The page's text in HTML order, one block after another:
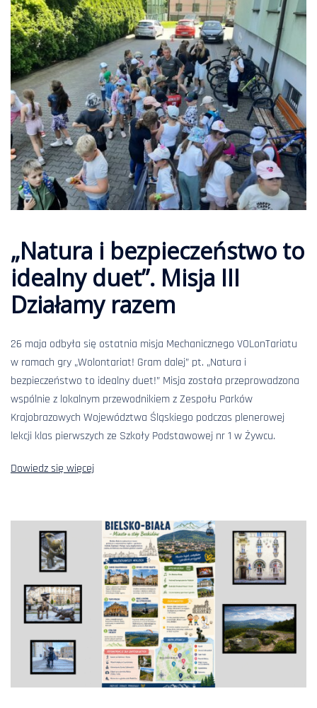
„Natura i bezpieczeństwo to
idealny duet”. Misja III
Działamy razem
26 maja odbyła się ostatnia misja Mechanicznego VOLonTariatu
w ramach gry „Wolontariat! Gram dalej” pt. „Natura i
bezpieczeństwo to idealny duet!” Misja została przeprowadzona
wspólnie z lokalnym przewodnikiem z Zespołu Parków
Krajobrazowych Województwa Śląskiego podczas plenerowej
lekcji klas pierwszych ze Szkoły Podstawowej nr 1 w Żywcu.
Dowiedz się więcej